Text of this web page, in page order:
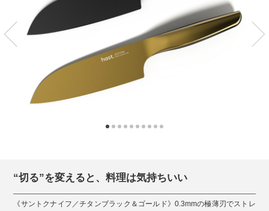
“切る”を変えると、料理は気持ちいい
《サントクナイフ／チタンブラック＆ゴールド》0.3mmの極薄刃でストレ